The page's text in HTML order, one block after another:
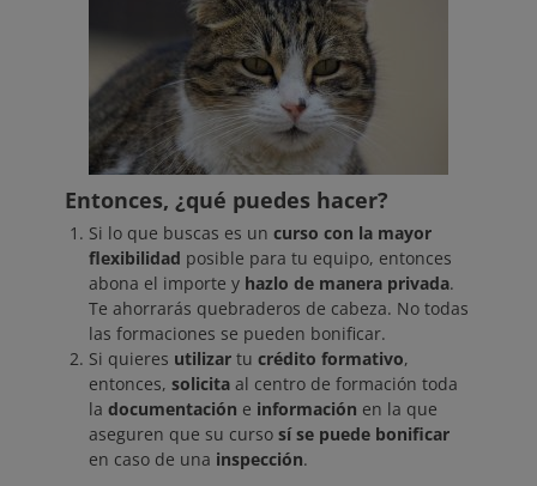
Entonces, ¿qué puedes hacer?
Si lo que buscas es un curso con la mayor
flexibilidad posible para tu equipo, entonces
abona el importe y hazlo de manera privada.
Te ahorrarás quebraderos de cabeza. No todas
las formaciones se pueden bonificar.
Si quieres utilizar tu crédito formativo,
entonces, solicita al centro de formación toda
la documentación e información en la que
aseguren que su curso sí se puede bonificar
en caso de una inspección.